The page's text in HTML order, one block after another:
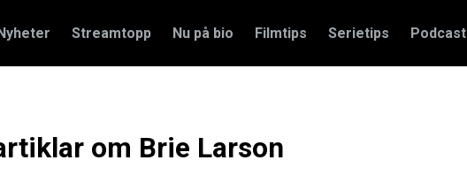
Streamtopp Nu på bio Filmtips Serietips Podcast
om Brie Larson